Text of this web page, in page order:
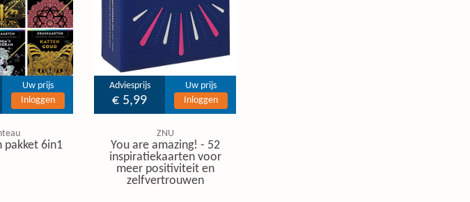
Uw prijs
Inloggen
pakket 6in1
Adviesprijs
€ 5,99
Uw prijs
Inloggen
ZNU
You are amazing! - 52
inspiratiekaarten voor
meer positiviteit en
zelfvertrouwen